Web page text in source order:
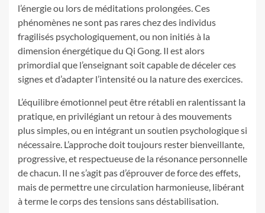
l’énergie ou lors de méditations prolongées. Ces
phénomènes ne sont pas rares chez des individus
fragilisés psychologiquement, ou non initiés à la
dimension énergétique du Qi Gong. Il est alors
primordial que l’enseignant soit capable de déceler ces
signes et d’adapter l’intensité ou la nature des exercices.
L’équilibre émotionnel peut être rétabli en ralentissant la
pratique, en privilégiant un retour à des mouvements
plus simples, ou en intégrant un soutien psychologique si
nécessaire. L’approche doit toujours rester bienveillante,
progressive, et respectueuse de la résonance personnelle
de chacun. Il ne s’agit pas d’éprouver de force des effets,
mais de permettre une circulation harmonieuse, libérant
à terme le corps des tensions sans déstabilisation.